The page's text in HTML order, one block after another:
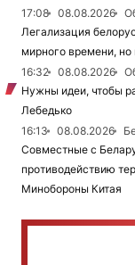
17:08
08.08.2026
Легализация
мирного времени,
16:32
08.08.2026
Нужны идеи, чтобы
Лебедько
16:13
08.08.2026
Совместные с
противодействию
Минобороны Китая